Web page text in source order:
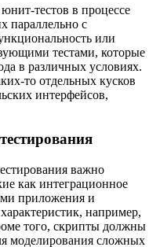
тестов в процессе
параллельно с
или
тестами, которые
в различных условиях.
то отдельных кусков
интерфейсов,
важно
как интеграционное
приложения и
например,
того, скрипты должны
моделирования сложных